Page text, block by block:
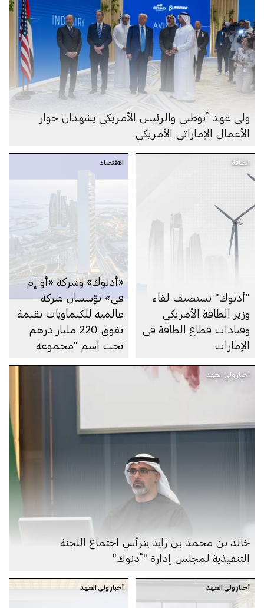
ولي عهد أبوظبي والرئيس الأمريكي يشهدان حوار
الأعمال الإماراتي الأمريكي
الطاقة
"أدنوك" تستضيف لقاء
وزير الطاقة الأمريكي
وقيادات قطاع الطاقة في
الإمارات
الاقتصاد
«أدنوك» وشركة «أو إم
في» تؤسسان شركة
عالمية للكيماويات بقيمة
تفوق 220 مليار درهم
تحت اسم "مجموعة
أخبار ولي العهد
خالد بن محمد بن زايد يترأس اجتماع اللجنة
التنفيذية لمجلس إدارة "أدنوك"
أخبار ولي العهد أخبار ولي العهد